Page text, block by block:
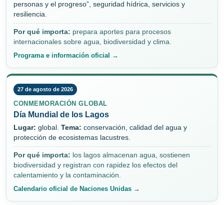
personas y el progreso”, seguridad hídrica, servicios y
resiliencia.
Por qué importa: prepara aportes para procesos
internacionales sobre agua, biodiversidad y clima.
Programa e información oficial →
27 de agosto de 2026
CONMEMORACIÓN GLOBAL
Día Mundial de los Lagos
Lugar: global. Tema: conservación, calidad del agua y
protección de ecosistemas lacustres.
Por qué importa: los lagos almacenan agua, sostienen
biodiversidad y registran con rapidez los efectos del
calentamiento y la contaminación.
Calendario oficial de Naciones Unidas →